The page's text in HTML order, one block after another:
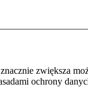
zwiększa
ochrony